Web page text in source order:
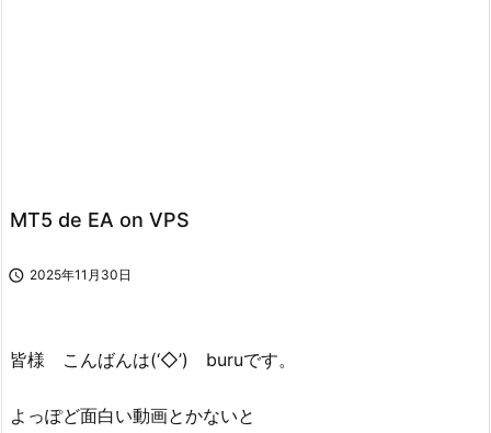
MT5 de EA on VPS
 2025年11月30日
皆様 こんばんは(‘◇’)ゞburuです。
よっぽど面白い動画とかないと